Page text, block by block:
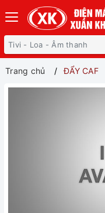
Trang chủ ĐẨY CAF